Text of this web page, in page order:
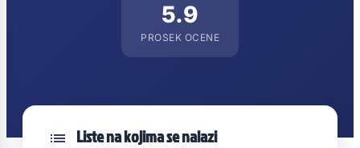
5.9
PROSEK OCENE
Liste na kojima se nalazi